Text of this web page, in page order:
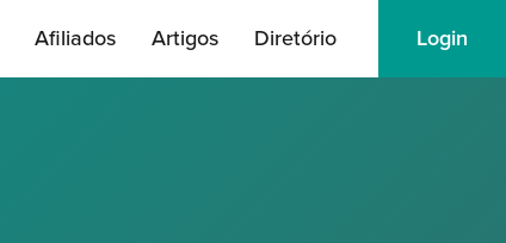
Afiliados Artigos Diretório Login